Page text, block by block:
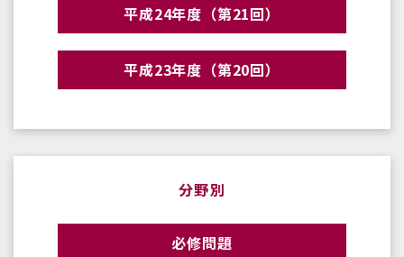
平成24年度（第21回）
平成23年度（第20回）
分野別
必修問題